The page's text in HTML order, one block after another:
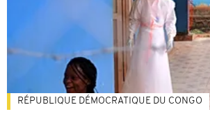
RÉPUBLIQUE DÉMOCRATIQUE DU CONGO